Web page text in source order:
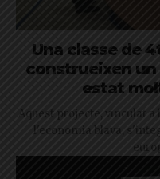
Una classe de
construeixen un
estat
Aquest projecte, vinculat
l'economia blava,